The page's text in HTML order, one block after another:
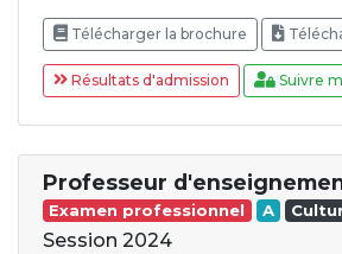
Télécharger la brochure
Résultats d'admission Suivre
Professeur
Examen professionnel A
Session 2024